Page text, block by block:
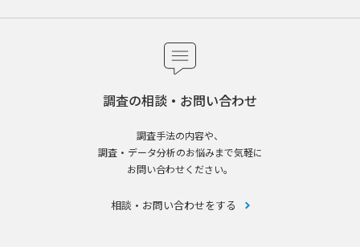
調査の相談・お問い合わせ
調査手法の内容や、
調査・データ分析のお悩みまで気軽に
お問い合わせください。
相談・お問い合わせをする